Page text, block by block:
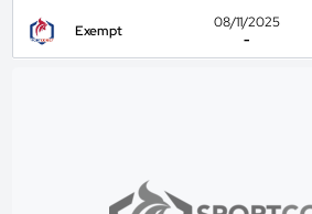
Exempt
08/11/2025
-